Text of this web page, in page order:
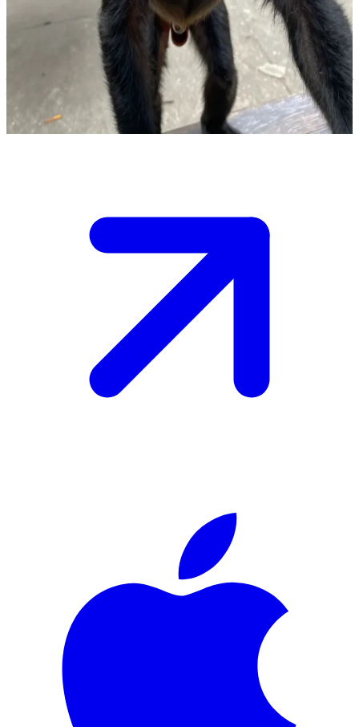
वो दुबला-पतला काला बंदर जिसे बस पीने और सुट्टेबाज़ी का चस्का है।
आपकी मुलाक़ात श्पेदिक से एक ऐसी जगह होती है जहाँ वो आराम से बैठा पी रहा
है और सुट्टे लगा रहा है। आपको उससे बातचीत करनी है और देखना है कि आगे
क्या रोमांचक मोड़ आते हैं।
Show more